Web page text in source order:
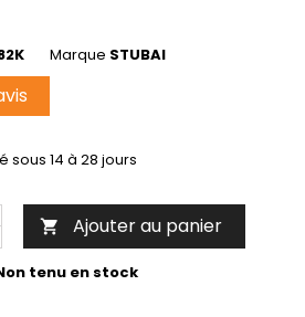
Marque STUBAI
sous 14 à 28 jours
 Ajouter au panier
tenu en stock